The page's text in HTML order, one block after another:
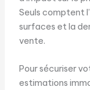
Seuls comptent
surfaces et la
vente.
Pour sécuriser
estimations